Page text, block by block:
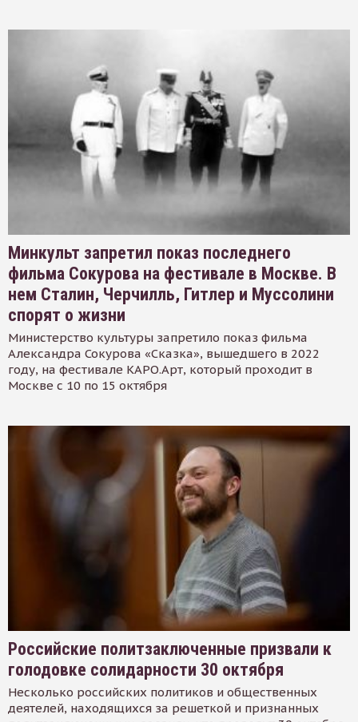
Минкульт запретил показ последнего
фильма Сокурова на фестивале в Москве. В
нем Сталин, Черчилль, Гитлер и Муссолини
спорят о жизни
Министерство культуры запретило показ фильма
Александра Сокурова «Сказка», вышедшего в 2022
году, на фестивале КАРО.Арт, который проходит в
Москве с 10 по 15 октября
Российские политзаключенные призвали к
голодовке солидарности 30 октября
Несколько российских политиков и общественных
деятелей, находящихся за решеткой и признанных